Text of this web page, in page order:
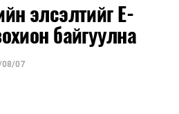
элсэлтийг E-
байгуулна
08/07